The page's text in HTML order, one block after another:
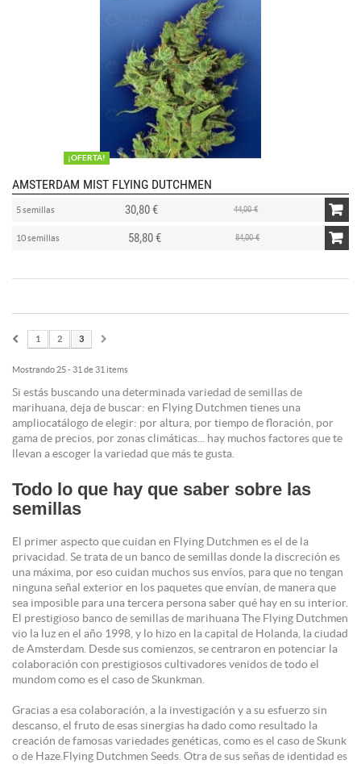
¡OFERTA!
AMSTERDAM MIST FLYING DUTCHMEN
5 semillas 30,80 € 44,00 €
10 semillas 58,80 € 84,00 €
1 2 3
Mostrando 25 - 31 de 31 items
Si estás buscando una determinada variedad de semillas de
marihuana, deja de buscar: en Flying Dutchmen tienes una
ampliocatálogo de elegir: por altura, por tiempo de floración, por
gama de precios, por zonas climáticas... hay muchos factores que te
llevan a escoger la variedad que más te gusta.
Todo lo que hay que saber sobre las
semillas
El primer aspecto que cuidan en Flying Dutchmen es el de la
privacidad. Se trata de un banco de semillas donde la discreción es
una máxima, por eso cuidan muchos sus envíos, para que no tengan
ninguna señal exterior en los paquetes que envían, de manera que
sea imposible para una tercera persona saber qué hay en su interior.
El prestigioso banco de semillas de marihuana The Flying Dutchmen
vio la luz en el año 1998, y lo hizo en la capital de Holanda, la ciudad
de Amsterdam. Desde sus comienzos, se centraron en potenciar la
colaboración con prestigiosos cultivadores venidos de todo el
mundom como es el caso de Skunkman.
Gracias a esa colaboración, a la investigación y a su esfuerzo sin
descanso, el fruto de esas sinergias ha dado como resultado la
creación de famosas variedades genéticas, como es el caso de Skunk
o de Haze.Flying Dutchmen Seeds. Otra de sus señas de identidad es